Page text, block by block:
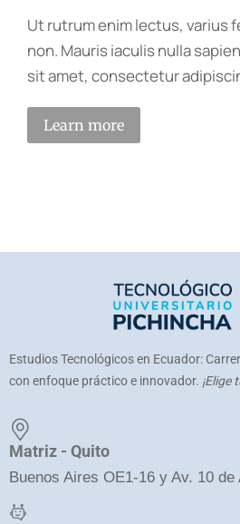
Ut rutrum enim lectus, varius
non. Mauris iaculis nulla
sit amet, consectetur
Learn more
Estudios Tecnológicos en Ecuador:
con enfoque práctico e innovador. ¡Elige
Matriz - Quito
Buenos Aires OE1-16 y Av. 10 de